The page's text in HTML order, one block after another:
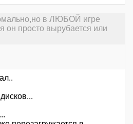
в ЛЮБОЙ игре
он просто вырубается или